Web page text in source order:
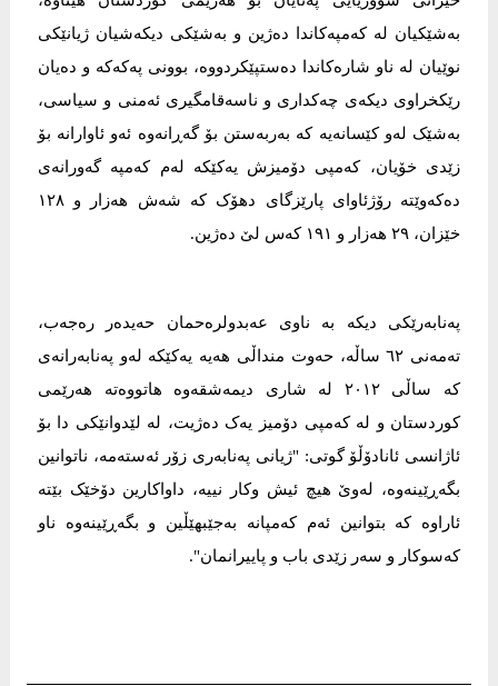
بەشێکیان لە کەمپەکاندا دەژین و بەشێکی دیکەشیان ژیانێکی
نوێیان لە ناو شارەکاندا دەستپێکردووە، بوونی پەکەکە و دەیان
رێکخراوی دیکەی چەکداری و ناسەقامگیری ئەمنی و سیاسی،
بەشێک لەو کێسانەیە کە بەربەستن بۆ گەڕانەوە ئەو ئاوارانە بۆ
زێدی خۆیان، کەمپی دۆمیزش یەکێکە لەم کەمپە گەورانەی
دەکەوێتە رۆژئاوای پارێزگای دھۆک کە شەش ھەزار و ١٢٨
خێزان، ٢٩ ھەزار و ١٩١ کەس لێ دەژین.
پەنابەرێکی دیکە بە ناوی عەبدولرەحمان حەیدەر رەجەب،
تەمەنی ٦٢ ساڵە، حەوت منداڵی ھەیە یەکێکە لەو پەنابەرانەی
کە ساڵی ٢٠١٢ لە شاری دیمەشقەوە ھاتووەتە ھەرێمی
کوردستان و لە کەمپی دۆمیز یەک دەژیت، لە لێدوانێکی دا بۆ
ئاژانسی ئانادۆڵۆ گوتی: "ژیانی پەنابەری زۆر ئەستەمە، ناتوانین
بگەڕێینەوە، لەوێ ھیچ ئیش وکار نییە، داواکارین دۆخێک بێتە
ئاراوە کە بتوانین ئەم کەمپانە بەجێبهێڵین و بگەڕێینەوە ناو
کەسوکار و سەر زێدی باب و پاییرانمان".